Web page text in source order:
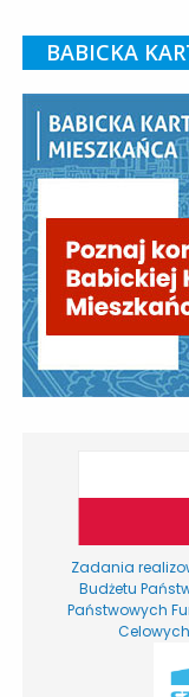
BABICKA
Zadania
Budżetu
Państwowych
Celowych